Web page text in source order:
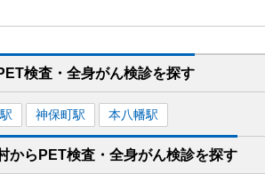
検査・全身がん検診を探す
駅 神保町駅 本八幡駅
から PET検査・全身がん検診を探す